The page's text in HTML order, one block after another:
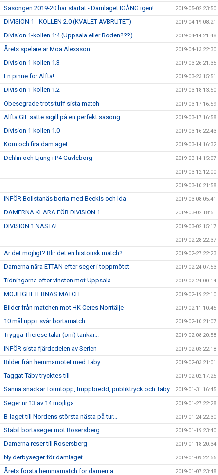
Säsongen 2019-20 har startat - Damlaget IGÅNG igen! 2019-05-02 23:50
DIVISION 1 - KOLLEN 2.0 (KVALET AVBRUTET) 2019-04-19 08:21
Division 1-kollen 1:4 (Uppsala eller Boden???) 2019-04-14 21:48
Årets spelare är Moa Alexsson 2019-04-13 22:30
Division 1-kollen 1.3 2019-03-26 21:35
En pinne för Alfta! 2019-03-23 15:51
Division 1-kollen 1.2 2019-03-18 13:50
Obesegrade trots tuff sista match 2019-03-17 16:59
Alfta GIF satte sigill på en perfekt säsong 2019-03-17 16:58
Division 1-kollen 1.0 2019-03-16 22:43
Kom och fira damlaget 2019-03-14 16:32
Dehlin och Ljung i P4 Gävleborg 2019-03-14 15:07
2019-03-12 12:00
2019-03-10 21:58
INFÖR Bollstanäs borta med Beckis och Ida 2019-03-08 05:41
DAMERNA KLARA FÖR DIVISION 1 2019-03-02 18:51
DIVISION 1 NÄSTA! 2019-03-02 15:17
2019-02-28 22:37
Är det möjligt? Blir det en historisk match? 2019-02-27 22:23
Damerna nära ETTAN efter seger i toppmötet 2019-02-24 07:53
Tidningarna efter vinsten mot Uppsala 2019-02-24 00:14
MÖJLIGHETERNAS MATCH 2019-02-19 22:10
Bilder från matchen mot HK Ceres Norrtälje 2019-02-11 10:45
10 mål upp i svår bortamatch 2019-02-10 21:07
Trygga Therese talar (om) tankar... 2019-02-08 20:58
INFÖR sista fjärdedelen av Serien 2019-02-03 22:18
Bilder från hemmamötet med Täby 2019-02-03 21:01
Taggat Täby trycktes till 2019-02-02 17:25
Sanna snackar formtopp, truppbredd, publiktryck och Täby 2019-01-31 16:45
Seger nr 13 av 14 möjliga 2019-01-27 22:28
B-laget till Nordens största nästa på tur... 2019-01-24 22:30
Stabil bortaseger mot Rosersberg 2019-01-19 23:40
Damerna reser till Rosersberg 2019-01-18 20:34
Ny derbyseger för damlaget 2019-01-09 22:56
Årets första hemmamatch för damerna 2019-01-07 23:48